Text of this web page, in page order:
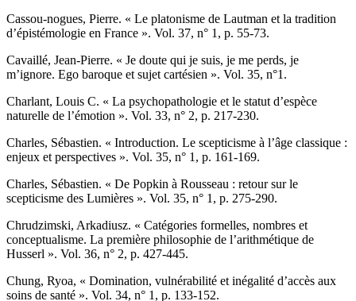
Cassou-nogues, Pierre. « Le platonisme de Lautman et la tradition
d’épistémologie en France ». Vol. 37, n° 1, p. 55-73.
Cavaillé, Jean-Pierre. « Je doute qui je suis, je me perds, je
m’ignore. Ego baroque et sujet cartésien ». Vol. 35, n°1.
Charlant, Louis C. « La psychopathologie et le statut d’espèce
naturelle de l’émotion ». Vol. 33, n° 2, p. 217-230.
Charles, Sébastien. « Introduction. Le scepticisme à l’âge classique :
enjeux et perspectives ». Vol. 35, n° 1, p. 161-169.
Charles, Sébastien. « De Popkin à Rousseau : retour sur le
scepticisme des Lumières ». Vol. 35, n° 1, p. 275-290.
Chrudzimski, Arkadiusz. « Catégories formelles, nombres et
conceptualisme. La première philosophie de l’arithmétique de
Husserl ». Vol. 36, n° 2, p. 427-445.
Chung, Ryoa, « Domination, vulnérabilité et inégalité d’accès aux
soins de santé ». Vol. 34, n° 1, p. 133-152.